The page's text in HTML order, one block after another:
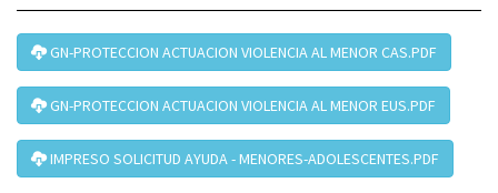
GN-PROTECCION ACTUACION VIOLENCIA AL MENOR CAS.PDF
GN-PROTECCION ACTUACION VIOLENCIA AL MENOR EUS.PDF
IMPRESO SOLICITUD AYUDA - MENORES-ADOLESCENTES.PDF